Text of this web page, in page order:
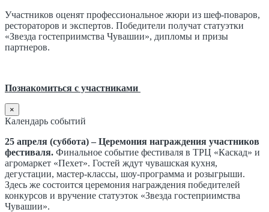
Участников оценят профессиональное жюри из шеф-поваров,
рестораторов и экспертов. Победители получат статуэтки
«Звезда гостеприимства Чувашии», дипломы и призы
партнеров.
Познакомиться с участниками
×
Календарь событий
25 апреля (суббота) – Церемония награждения участников
фестиваля. Финальное событие фестиваля в ТРЦ «Каскад» и
агромаркет «Пехет». Гостей ждут чувашская кухня,
дегустации, мастер-классы, шоу-программа и розыгрыши.
Здесь же состоится церемония награждения победителей
конкурсов и вручение статуэток «Звезда гостеприимства
Чувашии».